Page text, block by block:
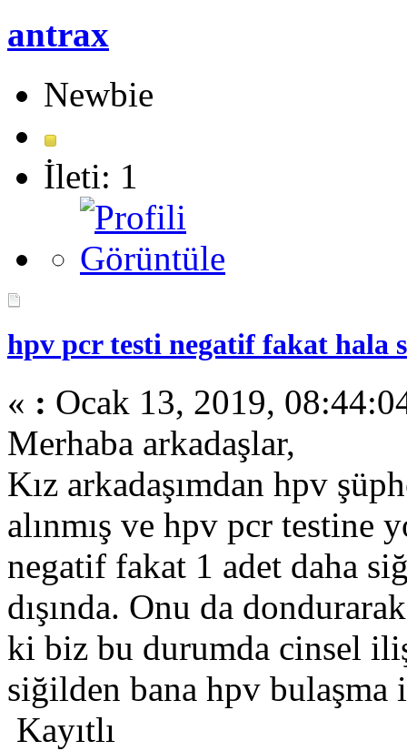
antrax
Newbie
İleti: 1
hpv pcr testi negatif fakat hala
« : Ocak 13, 2019,
Merhaba arkadaşlar,
Kız arkadaşımdan hpv
alınmış ve hpv pcr testine
negatif fakat 1 adet daha
dışında. Onu da
ki biz bu durumda cinsel
siğilden bana hpv bulaşma
Kayıtlı